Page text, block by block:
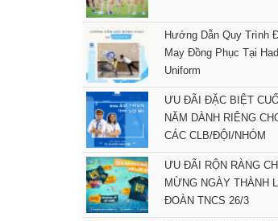
Hướng Dẫn Quy Trình
May Đồng Phục Tại
Uniform
ƯU ĐÃI ĐẶC BIỆT
NĂM DÀNH RIÊNG
CÁC CLB/ĐỘI/NHÓM
ƯU ĐÃI RỘN RÀNG
MỪNG NGÀY THÀNH
ĐOÀN TNCS 26/3